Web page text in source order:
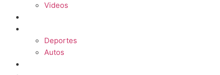
Videos
Deportes
Autos